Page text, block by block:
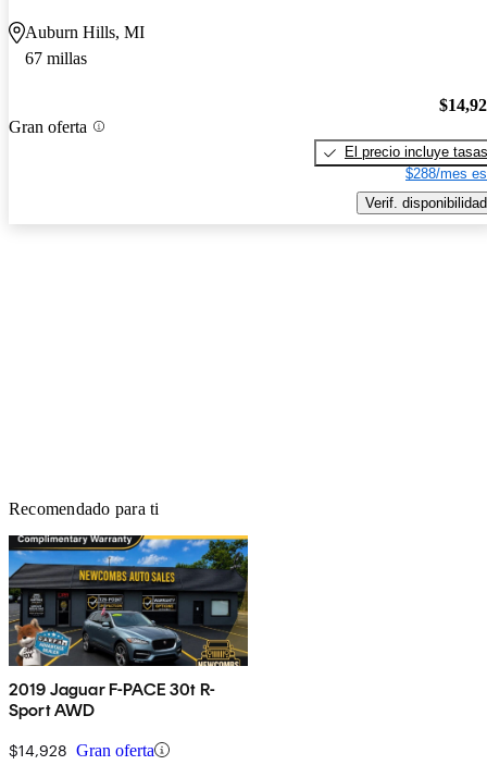
Auburn Hills, MI
67 millas
Gran oferta
El precio incluye tasas
$288/mes
Verif. disponibilidad
Recomendado para ti
2019 Jaguar F-PACE 30t R-
Sport AWD
$14,928 Gran oferta